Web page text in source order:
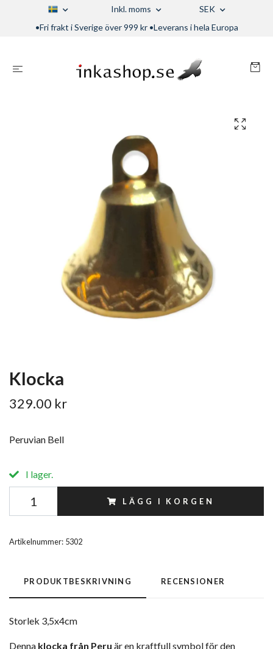
Inkl. moms
SEK
•Fri frakt i Sverige över 999 kr •Leverans i hela Europa
Klocka
329.00 kr
Peruvian Bell
I lager.
LÄGG I KORGEN
Artikelnummer: 5302
PRODUKTBESKRIVNING RECENSIONER
Storlek 3,5x4cm
Denna klocka från Peru är en kraftfull symbol för den